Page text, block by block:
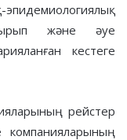
және әуе
кестеге
рейстер
компанияларының